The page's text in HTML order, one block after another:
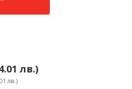
лв.)
лв.)